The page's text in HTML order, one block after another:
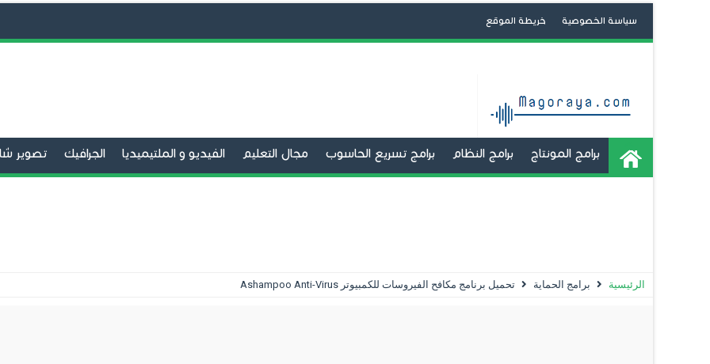
خريطة الموقع سياسة الخصوصية
برامج المونتاج برامج النظام برامج تسريع الحاسوب مجال التعليم الفيديو و الملتيميديا الجرافيك تصوير
الرئيسية برامج الحماية تحميل برنامج مكافح الفيروسات للكمبيوتر Ashampoo Anti-Virus